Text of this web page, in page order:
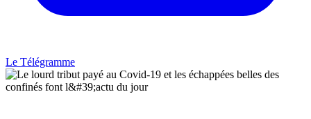
Le Télégramme